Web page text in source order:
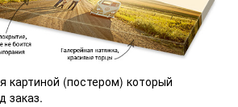
картиной (постером) который
заказ.